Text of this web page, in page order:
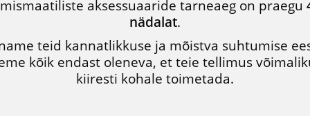
688 60 90
TOOTED UUDISTOOTED KULD HÕBE MUU
aksessuaaride tarneaeg on praegu
nädalat.
teid kannatlikkuse ja mõistva suhtumise
kõik endast oleneva, et teie tellimus
kiiresti kohale toimetada.